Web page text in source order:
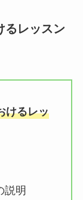
るレッスン
けるレッ
説明